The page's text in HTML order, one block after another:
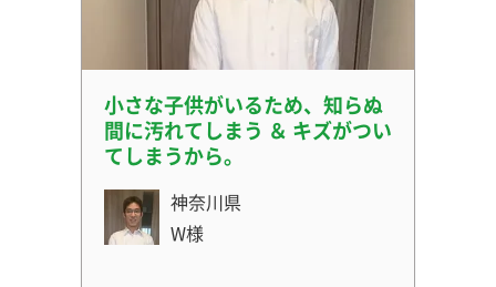
小さな子供がいるため、知らぬ
間に汚れてしまう ＆ キズがつい
てしまうから。
神奈川県
W様